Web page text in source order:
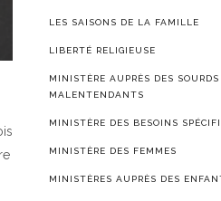
LES SAISONS DE LA FAMILLE
LIBERTÉ RELIGIEUSE
MINISTÈRE AUPRÈS DES
MALENTENDANTS
MINISTÈRE DES BESOINS
MINISTÈRE DES FEMMES
MINISTÈRES AUPRÈS DES